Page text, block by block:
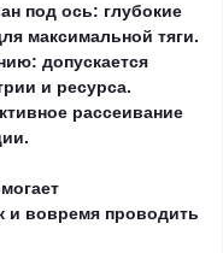
под ось: глубокие
максимальной тяги.
допускается
и ресурса.
рассеивание
и вовремя проводить